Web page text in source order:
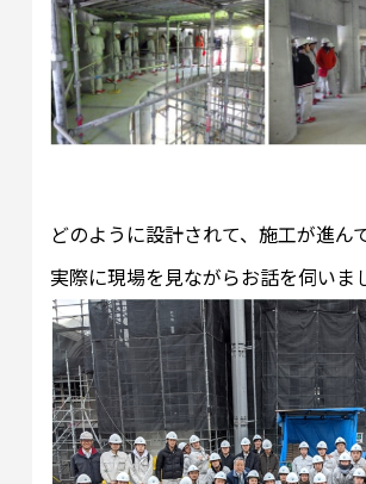
どのように設計されて、施工が進ん
実際に現場を見ながらお話を伺いま